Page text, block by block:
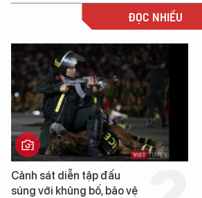
ĐỌC NHIỀU
Cảnh sát diễn tập đấu
súng với khủng bố, bảo vệ